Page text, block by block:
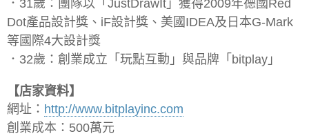
．31歲：團隊以「JustDrawIt」獲得2009年德國Red
Dot產品設計獎、iF設計獎、美國IDEA及日本G-Mark
等國際4大設計獎
．32歲：創業成立「玩點互動」與品牌「bitplay」
【店家資料】
網址： http://www.bitplayinc.com
創業成本：500萬元